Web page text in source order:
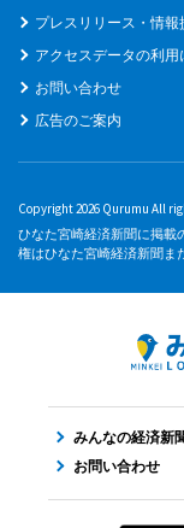
プレスリリース・情報
アクセスデータの利用
お問い合わせ
広告のご案内
Copyright 2026 Qurumu All
ひなた宮崎経済新聞に掲載
権はひなた宮崎経済新聞ま
みんなの経済新
お問い合わせ